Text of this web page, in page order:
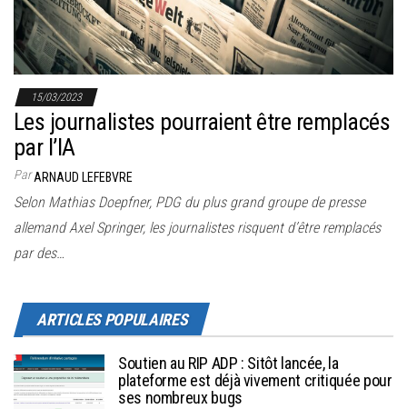
15/03/2023
Les journalistes pourraient être remplacés
par l’IA
ParARNAUD LEFEBVRE
Selon Mathias Doepfner, PDG du plus grand groupe de presse
allemand Axel Springer, les journalistes risquent d’être remplacés
par des…
ARTICLES POPULAIRES
Soutien au RIP ADP : Sitôt lancée, la
plateforme est déjà vivement critiquée pour
ses nombreux bugs